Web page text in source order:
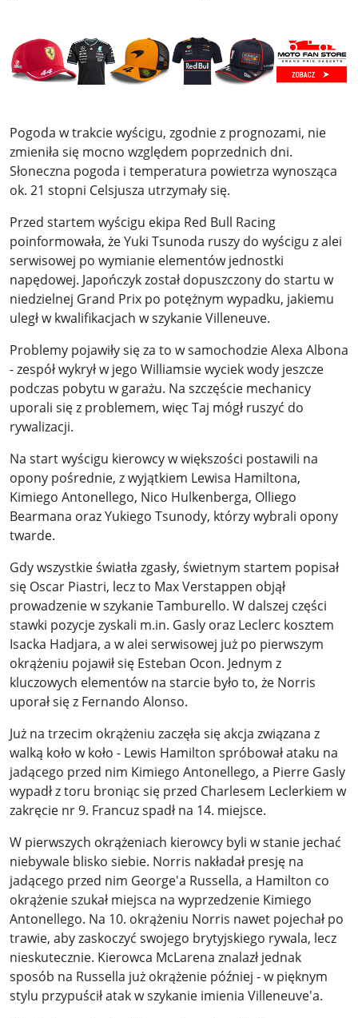
Pogoda w trakcie wyścigu, zgodnie z prognozami, nie
zmieniła się mocno względem poprzednich dni.
Słoneczna pogoda i temperatura powietrza wynosząca
ok. 21 stopni Celsjusza utrzymały się.
Przed startem wyścigu ekipa Red Bull Racing
poinformowała, że Yuki Tsunoda ruszy do wyścigu z alei
serwisowej po wymianie elementów jednostki
napędowej. Japończyk został dopuszczony do startu w
niedzielnej Grand Prix po potężnym wypadku, jakiemu
uległ w kwalifikacjach w szykanie Villeneuve.
Problemy pojawiły się za to w samochodzie Alexa Albona
- zespół wykrył w jego Williamsie wyciek wody jeszcze
podczas pobytu w garażu. Na szczęście mechanicy
uporali się z problemem, więc Taj mógł ruszyć do
rywalizacji.
Na start wyścigu kierowcy w większości postawili na
opony pośrednie, z wyjątkiem Lewisa Hamiltona,
Kimiego Antonellego, Nico Hulkenberga, Olliego
Bearmana oraz Yukiego Tsunody, którzy wybrali opony
twarde.
Gdy wszystkie światła zgasły, świetnym startem popisał
się Oscar Piastri, lecz to Max Verstappen objął
prowadzenie w szykanie Tamburello. W dalszej części
stawki pozycje zyskali m.in. Gasly oraz Leclerc kosztem
Isacka Hadjara, a w alei serwisowej już po pierwszym
okrążeniu pojawił się Esteban Ocon. Jednym z
kluczowych elementów na starcie było to, że Norris
uporał się z Fernando Alonso.
Już na trzecim okrążeniu zaczęła się akcja związana z
walką koło w koło - Lewis Hamilton spróbował ataku na
jadącego przed nim Kimiego Antonellego, a Pierre Gasly
wypadł z toru broniąc się przed Charlesem Leclerkiem w
zakręcie nr 9. Francuz spadł na 14. miejsce.
W pierwszych okrążeniach kierowcy byli w stanie jechać
niebywale blisko siebie. Norris nakładał presję na
jadącego przed nim George'a Russella, a Hamilton co
okrążenie szukał miejsca na wyprzedzenie Kimiego
Antonellego. Na 10. okrążeniu Norris nawet pojechał po
trawie, aby zaskoczyć swojego brytyjskiego rywala, lecz
nieskutecznie. Kierowca McLarena znalazł jednak
sposób na Russella już okrążenie później - w pięknym
stylu przypuścił atak w szykanie imienia Villeneuve'a.